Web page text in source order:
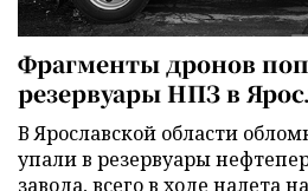
Фрагменты дронов
резервуары НПЗ в
В Ярославской области
упали в резервуары
завода, всего в ходе налета